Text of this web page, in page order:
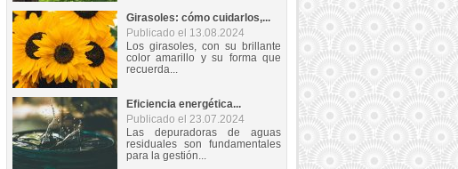
Girasoles: cómo cuidarlos,...
Publicado el 13.08.2024
Los girasoles, con su brillante
color amarillo y su forma que
recuerda...
Eficiencia energética...
Publicado el 23.07.2024
Las depuradoras de aguas
residuales son fundamentales
para la gestión...